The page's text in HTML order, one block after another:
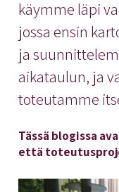
käymme läpi
jossa ensin
ja
aikataulun, ja
toteutamme
Tässä blogissa
että